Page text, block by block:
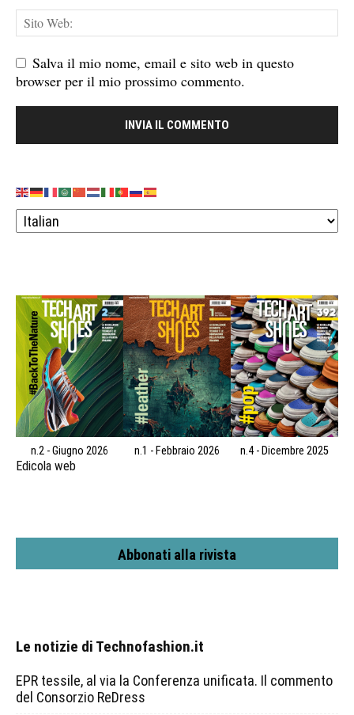
Salva il mio nome, email e sito web in questo
browser per il mio prossimo commento.
n.2 - Giugno 2026 n.1 - Febbraio 2026 n.4 - Dicembre 2025
Edicola web
Abbonati alla rivista
Le notizie di Technofashion.it
EPR tessile, al via la Conferenza unificata. Il commento
del Consorzio ReDress